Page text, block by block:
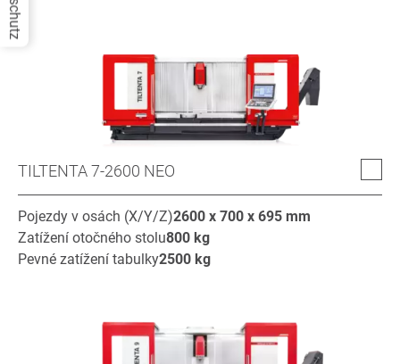
TILTENTA 7-2600 NEO
Pojezdy v osách (X/Y/Z)2600 x 700 x 695 mm
Zatížení otočného stolu800 kg
Pevné zatížení tabulky2500 kg